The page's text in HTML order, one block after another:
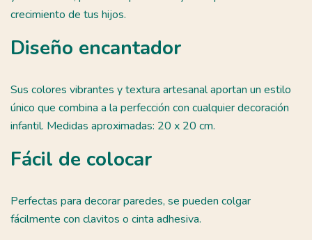
crecimiento de tus hijos.
Diseño encantador
Sus colores vibrantes y textura artesanal aportan un estilo
único que combina a la perfección con cualquier decoración
infantil. Medidas aproximadas: 20 x 20 cm.
Fácil de colocar
Perfectas para decorar paredes, se pueden colgar
fácilmente con clavitos o cinta adhesiva.